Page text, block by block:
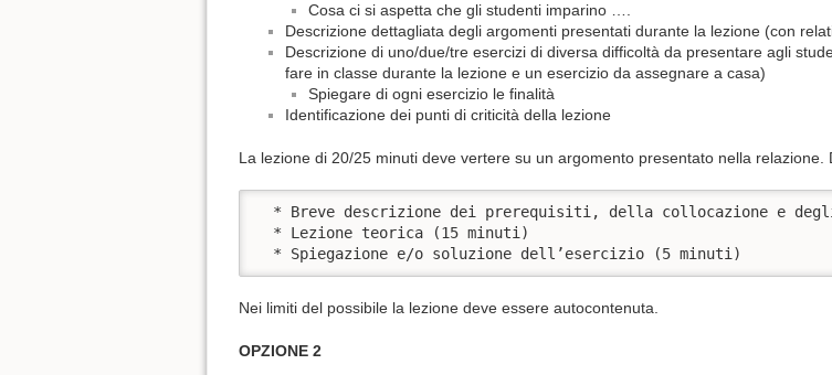
Cosa ci si aspetta che gli studenti imparino ….
Descrizione dettagliata degli argomenti presentati durante la lezione (con
Descrizione di uno/due/tre esercizi di diversa difficoltà da presentare agli
fare in classe durante la lezione e un esercizio da assegnare a casa)
Spiegare di ogni esercizio le finalità
Identificazione dei punti di criticità della lezione
La lezione di 20/25 minuti deve vertere su un argomento presentato nella relazione.
* Breve descrizione dei prerequisiti, della collocazione e
  * Lezione teorica (15 minuti)
  * Spiegazione e/o soluzione dell’esercizio (5 minuti)
Nei limiti del possibile la lezione deve essere autocontenuta.
OPZIONE 2